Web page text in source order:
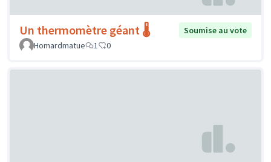
Un thermomètre géant 🌡️
Soumise au vote
Homardmatue
1 0